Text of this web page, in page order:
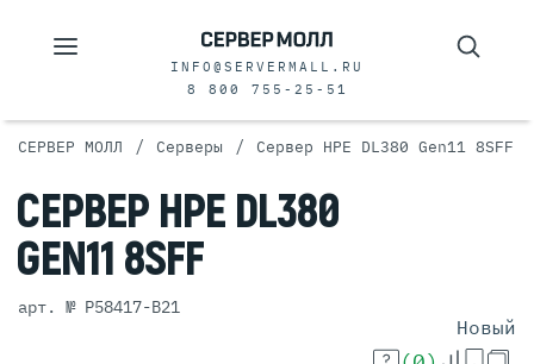
INFO@SERVERMALL.RU
8 800 755-25-51
СЕРВЕР МОЛЛ / Серверы / Сервер HPE DL380 Gen11 8SFF
СЕРВЕР HPE DL380
GEN11 8SFF
арт. № P58417-B21
Новый